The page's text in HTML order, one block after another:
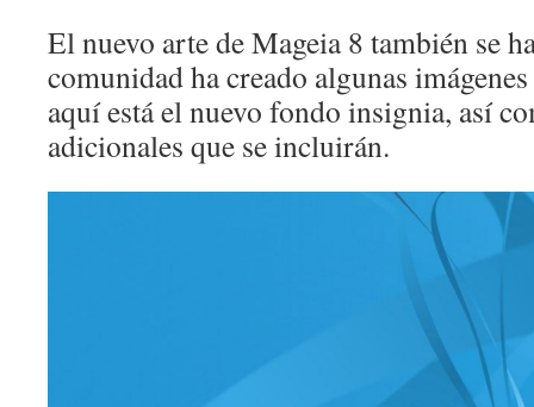
El nuevo arte de Mageia 8 también se
comunidad ha creado algunas
aquí está el nuevo fondo insignia, así
adicionales que se incluirán.